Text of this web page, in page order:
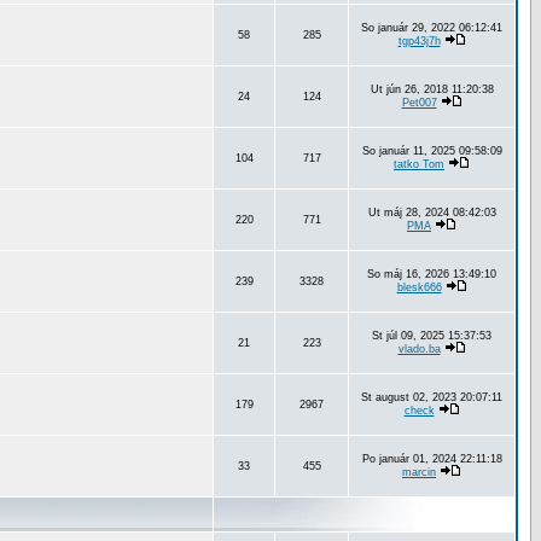
58 285
So január 29, 2022 06:12:41
tgp43j7h
24 124
Ut jún 26, 2018 11:20:38
Pet007
104 717
So január 11, 2025 09:58:09
tatko Tom
220 771
Ut máj 28, 2024 08:42:03
PMA
239 3328
So máj 16, 2026 13:49:10
blesk666
21 223
St júl 09, 2025 15:37:53
vlado.ba
179 2967
St august 02, 2023 20:07:11
check
33 455
Po január 01, 2024 22:11:18
marcin